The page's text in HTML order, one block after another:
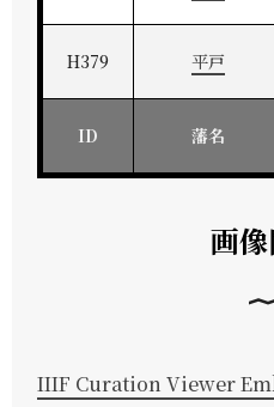
H379 平戸
ID 藩名
画
IIIF Curation Viewer